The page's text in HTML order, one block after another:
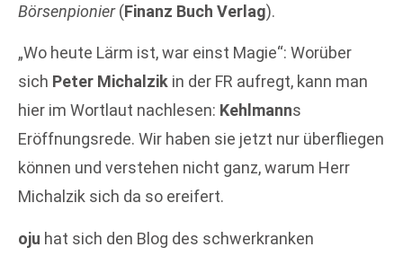
Börsenpionier(Finanz Buch Verlag).
„Wo heute Lärm ist, war einst Magie“: Worüber
sich Peter Michalzik in der FR aufregt, kann man
hier im Wortlaut nachlesen: Kehlmanns
Eröffnungsrede. Wir haben sie jetzt nur überfliegen
können und verstehen nicht ganz, warum Herr
Michalzik sich da so ereifert.
oju hat sich den Blog des schwerkranken